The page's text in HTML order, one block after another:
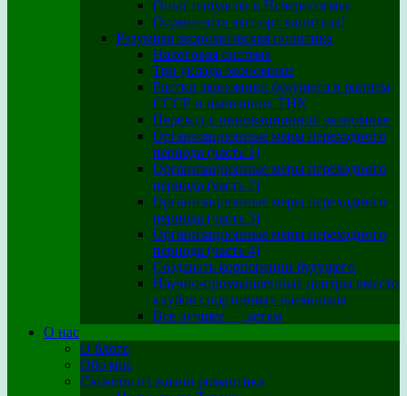
Опыт папуасов в Нечерноземье
Ограничить экспорт капитала!
Разумная экономическая политика
Налоговая система
Три уклада экономики
Ростки экономики будущего в раннем
СССР и нынешних ТНК
Переход к инновационной экономике
Организационные меры переходного
периода (часть 1)
Организационные меры переходного
периода (часть 2)
Организационные меры переходного
периода (часть 3)
Организационные меры переходного
периода (часть 4)
Создавать корпорации будущего
Научно-промышленные центры вместо
клубов спортивных наемников
Все лучшее — детям
О нас
О блоге
Обо мне
Сюжеты из жизни романтика